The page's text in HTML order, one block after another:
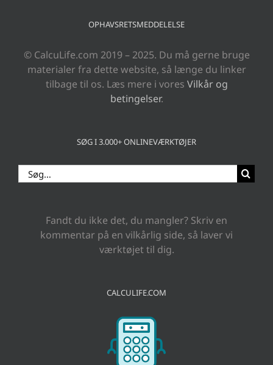
OPHAVSRETSMEDDELELSE
© CalcuLife.com 2019 – 2025. Du må gerne bruge
materialer fra dette website, så længe du linker
tilbage til os. Læs mere i vores Vilkår og
betingelser.
SØG I 3.000+ ONLINEVÆRKTØJER
Søg
efter:
Fandt du ikke det, du mangler? Skriv en
kommentar på en vilkårlig side, så laver vi
værktøjet til dig.
CALCULIFE.COM